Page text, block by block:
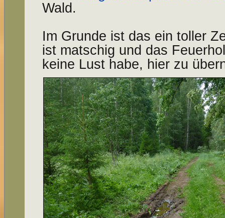
Wald.
Im Grunde ist das ein toller
ist matschig und das
keine Lust habe, hier zu